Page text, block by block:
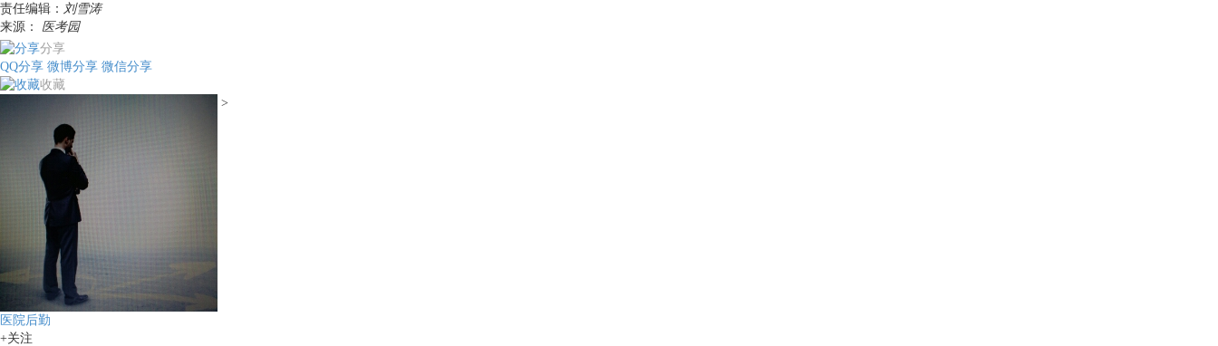
责任编辑： 刘雪涛
来源：
医考园
分享
QQ分享 微博分享 微信分享
收藏
>
医院后勤
+关注